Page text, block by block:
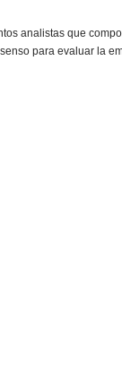
analistas que
para evaluar la